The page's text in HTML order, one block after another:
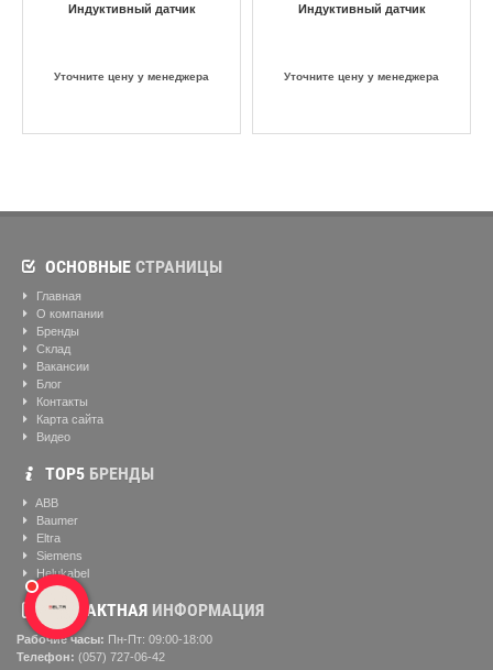
Индуктивный датчик
Уточните цену у менеджера
Индуктивный датчик
Уточните цену у менеджера
ОСНОВНЫЕ СТРАНИЦЫ
Главная
О компании
Бренды
Склад
Вакансии
Блог
Контакты
Карта сайта
Видео
ТОР5 БРЕНДЫ
ABB
Baumer
Eltra
Siemens
Helukabel
КОНТАКТНАЯ ИНФОРМАЦИЯ
Рабочие часы: Пн-Пт: 09:00-18:00
Телефон: (057) ‎727-06-42